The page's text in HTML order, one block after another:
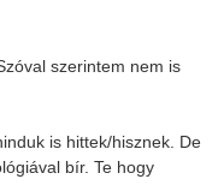
szerintem nem is
is hittek/hisznek. De
bír. Te hogy